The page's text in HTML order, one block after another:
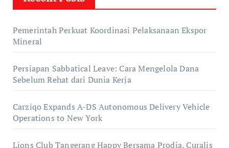
Pemerintah Perkuat Koordinasi Pelaksanaan Ekspor
Mineral
Persiapan Sabbatical Leave: Cara Mengelola Dana
Sebelum Rehat dari Dunia Kerja
Carziqo Expands A-DS Autonomous Delivery Vehicle
Operations to New York
Lions Club Tangerang Happy Bersama Prodia, Curalis